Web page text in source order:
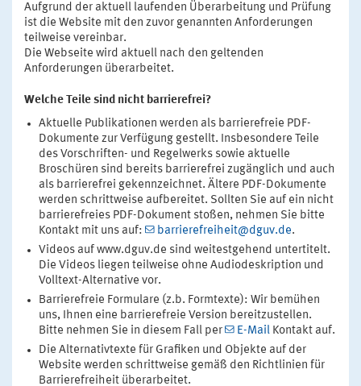
Aufgrund der aktuell laufenden Überarbeitung und Prüfung
ist die Website mit den zuvor genannten Anforderungen
teilweise vereinbar.
Die Webseite wird aktuell nach den geltenden
Anforderungen überarbeitet.
Welche Teile sind nicht barrierefrei?
Aktuelle Publikationen werden als barrierefreie PDF-
Dokumente zur Verfügung gestellt. Insbesondere Teile
des Vorschriften- und Regelwerks sowie aktuelle
Broschüren sind bereits barrierefrei zugänglich und auch
als barrierefrei gekennzeichnet. Ältere PDF-Dokumente
werden schrittweise aufbereitet. Sollten Sie auf ein nicht
barrierefreies PDF-Dokument stoßen, nehmen Sie bitte
Kontakt mit uns auf:
barrierefreiheit@dguv.de.
Videos auf www.dguv.de sind weitestgehend untertitelt.
Die Videos liegen teilweise ohne Audiodeskription und
Volltext-Alternative vor.
Barrierefreie Formulare (z.b. Formtexte): Wir bemühen
uns, Ihnen eine barrierefreie Version bereitzustellen.
Bitte nehmen Sie in diesem Fall per
E-MailKontakt auf.
Die Alternativtexte für Grafiken und Objekte auf der
Website werden schrittweise gemäß den Richtlinien für
Barrierefreiheit überarbeitet.